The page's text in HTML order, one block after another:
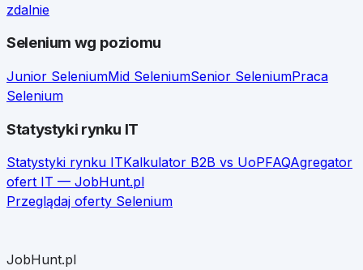
zdalnie
Selenium wg poziomu
Junior SeleniumMid SeleniumSenior SeleniumPraca
Selenium
Statystyki rynku IT
Statystyki rynku ITKalkulator B2B vs UoPFAQAgregator
ofert IT — JobHunt.pl
Przeglądaj oferty Selenium
JobHunt.pl